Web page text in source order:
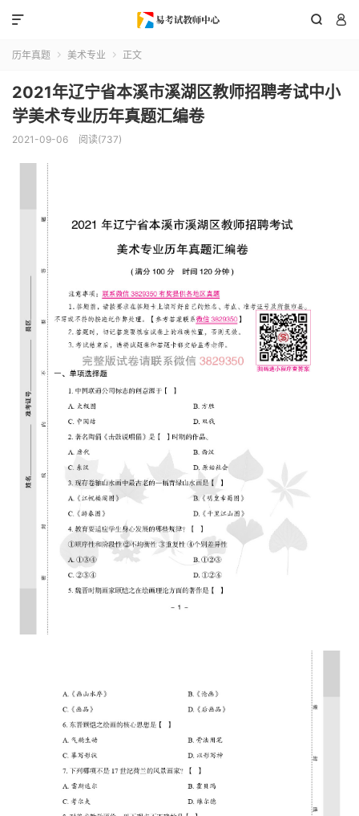
 

历年真题  美术专业  正文
2021年辽宁省本溪市溪湖区教师招聘考试中小
学美术专业历年真题汇编卷
2021-09-06 阅读(737)